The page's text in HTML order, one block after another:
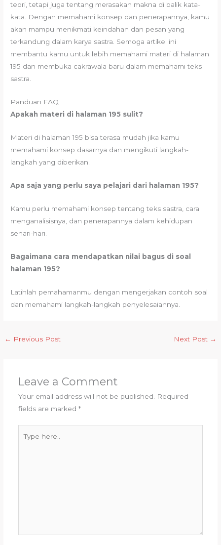
teori, tetapi juga tentang merasakan makna di balik kata-
kata. Dengan memahami konsep dan penerapannya, kamu
akan mampu menikmati keindahan dan pesan yang
terkandung dalam karya sastra. Semoga artikel ini
membantu kamu untuk lebih memahami materi di halaman
195 dan membuka cakrawala baru dalam memahami teks
sastra.
Panduan FAQ
Apakah materi di halaman 195 sulit?
Materi di halaman 195 bisa terasa mudah jika kamu
memahami konsep dasarnya dan mengikuti langkah-
langkah yang diberikan.
Apa saja yang perlu saya pelajari dari halaman 195?
Kamu perlu memahami konsep tentang teks sastra, cara
menganalisisnya, dan penerapannya dalam kehidupan
sehari-hari.
Bagaimana cara mendapatkan nilai bagus di soal
halaman 195?
Latihlah pemahamanmu dengan mengerjakan contoh soal
dan memahami langkah-langkah penyelesaiannya.
← Previous Post Next Post →
Leave a Comment
Your email address will not be published.
Required
fields are marked *
here..